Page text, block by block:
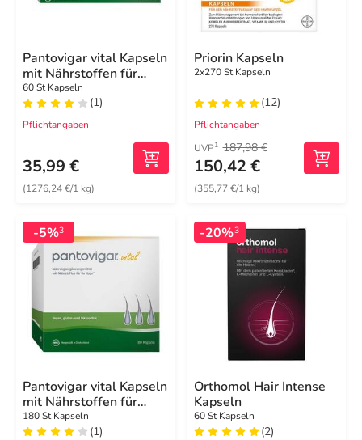
Pantovigar vital Kapseln
mit Nährstoffen für
Haare
60 St Kapseln
(1)
Pflichtangaben
35,99 €
(1276,24 €/1 kg)
Priorin Kapseln
2x270 St Kapseln
(12)
Pflichtangaben
UVP1 187,98 €
150,42 €
(355,77 €/1 kg)
-5%3
Pantovigar vital Kapseln
mit Nährstoffen für
Haare
180 St Kapseln
(1)
-20%3
Orthomol Hair Intense
Kapseln
60 St Kapseln
(2)